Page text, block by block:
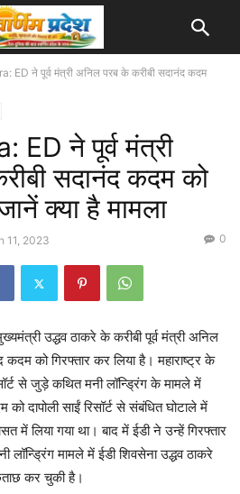
ED ने पूर्व मंत्री अनिल परब के करीबी सदानंद कदम
ने पूर्व मंत्री
सदानंद कदम को
क्या है मामला
11, 2023 0
उद्धव ठाकरे के करीबी पूर्व मंत्री अनिल
कदम को गिरफ्तार कर लिया है। महाराष्ट्र के
से जुड़े कथित मनी लॉन्ड्रिंग के मामले में
दापोली साईं रिसॉर्ट से संबंधित घोटाले में
में लिया गया था। बाद में ईडी ने उन्हें गिरफ्तार
लॉन्ड्रिंग मामले में ईडी शिवसेना उद्धव ठाकरे
कर चुकी है।